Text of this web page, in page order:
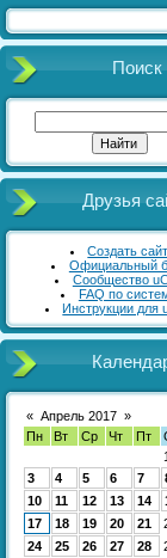
Поиск
Друзья
Создать сайт
Официальный
Сообщество
FAQ по
Инструкции для
« Апрель 2017 »
Пн
Вт Ср Чт Пт
1
3
4 5 6 7
10
11 12 13 14
17
18 19 20 21
24
25 26 27 28